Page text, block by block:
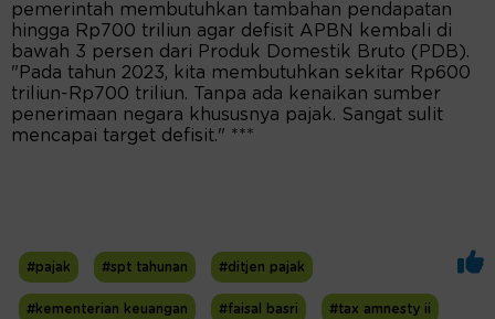
pemerintah membutuhkan tambahan pendapatan
hingga Rp700 triliun agar defisit APBN kembali di
bawah 3 persen dari Produk Domestik Bruto (PDB).
"Pada tahun 2023, kita membutuhkan sekitar Rp600
triliun-Rp700 triliun. Tanpa ada kenaikan sumber
penerimaan negara khususnya pajak. Sangat sulit
mencapai target defisit." ***
#pajak #spt tahunan #ditjen pajak
#kementerian keuangan #faisal basri #tax amnesty ii